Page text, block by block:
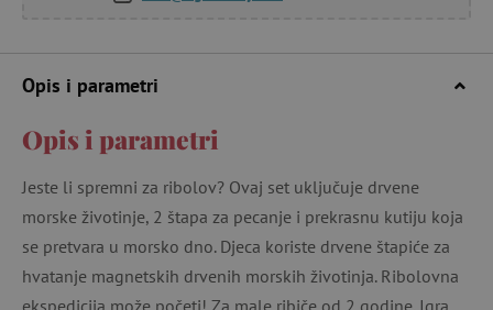
Opis i parametri
Opis i parametri
Jeste li spremni za ribolov? Ovaj set uključuje drvene
morske životinje, 2 štapa za pecanje i prekrasnu kutiju koja
se pretvara u morsko dno. Djeca koriste drvene štapiće za
hvatanje magnetskih drvenih morskih životinja. Ribolovna
ekspedicija može početi! Za male ribiče od 2 godine. Igra